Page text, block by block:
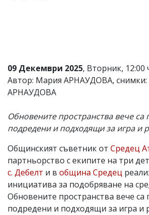
не
носи
отговорност
за
откриете
обиден
вас
коментар,
моля
сигнализирайте
ни!
09 Декември 2025, Вторник, 12:00
Автор: Мария АРНАУДОВА,
АРНАУДОВА
Обновените пространства вече са
подредени и подходящи за игра и
Общинският съветник от Средец
партньорство с екипите на три
с. Дебелт и в община Средец
инициатива за подобряване на
Обновените пространства вече са
подредени и подходящи за игра и